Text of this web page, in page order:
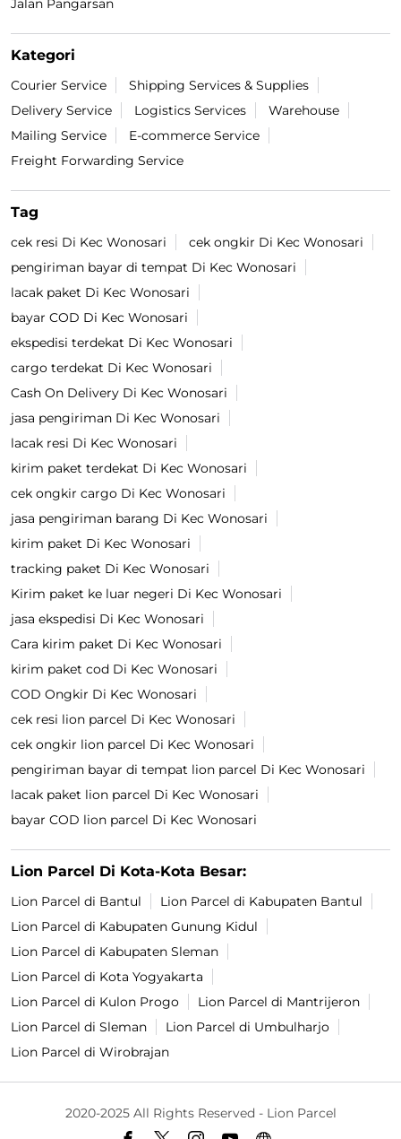
Jalan Pangarsan
Kategori
Courier Service
Shipping Services & Supplies
Delivery Service
Logistics Services
Warehouse
Mailing Service
E-commerce Service
Freight Forwarding Service
Tag
cek resi Di Kec Wonosari
cek ongkir Di Kec Wonosari
pengiriman bayar di tempat Di Kec Wonosari
lacak paket Di Kec Wonosari
bayar COD Di Kec Wonosari
ekspedisi terdekat Di Kec Wonosari
cargo terdekat Di Kec Wonosari
Cash On Delivery Di Kec Wonosari
jasa pengiriman Di Kec Wonosari
lacak resi Di Kec Wonosari
kirim paket terdekat Di Kec Wonosari
cek ongkir cargo Di Kec Wonosari
jasa pengiriman barang Di Kec Wonosari
kirim paket Di Kec Wonosari
tracking paket Di Kec Wonosari
Kirim paket ke luar negeri Di Kec Wonosari
jasa ekspedisi Di Kec Wonosari
Cara kirim paket Di Kec Wonosari
kirim paket cod Di Kec Wonosari
COD Ongkir Di Kec Wonosari
cek resi lion parcel Di Kec Wonosari
cek ongkir lion parcel Di Kec Wonosari
pengiriman bayar di tempat lion parcel Di Kec Wonosari
lacak paket lion parcel Di Kec Wonosari
bayar COD lion parcel Di Kec Wonosari
Lion Parcel Di Kota-Kota Besar:
Lion Parcel di Bantul
Lion Parcel di Kabupaten Bantul
Lion Parcel di Kabupaten Gunung Kidul
Lion Parcel di Kabupaten Sleman
Lion Parcel di Kota Yogyakarta
Lion Parcel di Kulon Progo
Lion Parcel di Mantrijeron
Lion Parcel di Sleman
Lion Parcel di Umbulharjo
Lion Parcel di Wirobrajan
2020-2025 All Rights Reserved - Lion Parcel